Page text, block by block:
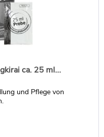
ca. 25 ml...
und Pflege von